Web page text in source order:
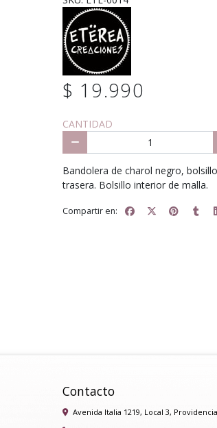
$ 19.990
CANTIDAD
Bandolera de charol negro,
trasera. Bolsillo interior de malla.
Compartir en:
Contacto
Avenida Italia 1219, Local 3, Providencia